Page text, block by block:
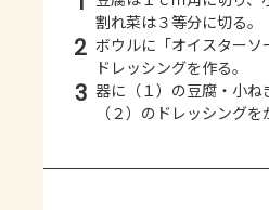
割れ菜は３等分に切る。
2 ボウルに「オイスターソ
ドレッシングを作る。
3 器に（１）の豆腐・小ね
（２）のドレッシングを